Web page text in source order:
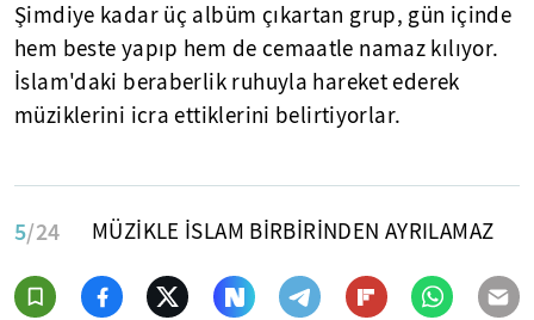
Şimdiye kadar üç albüm çıkartan grup, gün içinde
hem beste yapıp hem de cemaatle namaz kılıyor.
İslam'daki beraberlik ruhuyla hareket ederek
müziklerini icra ettiklerini belirtiyorlar.
5/24 MÜZİKLE İSLAM BİRBİRİNDEN AYRILAMAZ